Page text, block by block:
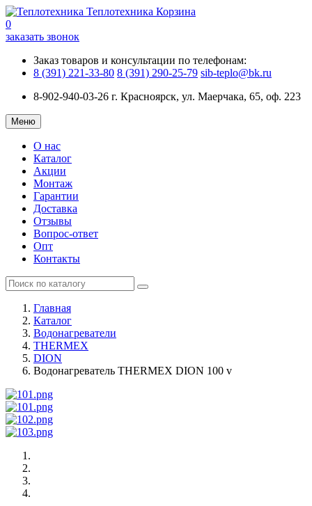
Теплотехника Корзина
0
заказать звонок
Заказ товаров и консультации по телефонам:
8 (391) 221-33-80 8 (391) 290-25-79 sib-teplo@bk.ru
8-902-940-03-26 г. Красноярск, ул. Маерчака, 65, оф. 223
Меню
О нас
Каталог
Акции
Монтаж
Гарантии
Доставка
Отзывы
Вопрос-ответ
Опт
Контакты
Главная
Каталог
Водонагреватели
THERMEX
DION
Водонагреватель THERMEX DION 100 v